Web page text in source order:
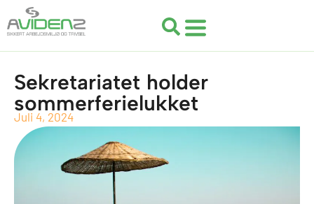
til
indholdet
Sekretariatet holder
sommerferielukket
Juli 4, 2024